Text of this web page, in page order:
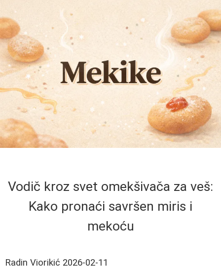
Vodič kroz svet omekšivača za veš:
Kako pronaći savršen miris i
mekoću
Radin Viorikić 2026-02-11